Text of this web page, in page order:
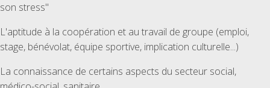
son stress"
L'aptitude à la coopération et au travail de groupe (emploi,
stage, bénévolat, équipe sportive, implication culturelle...)
La connaissance de certains aspects du secteur social,